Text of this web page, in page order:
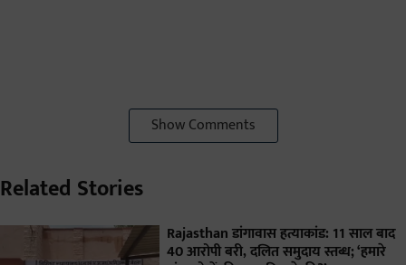
Show Comments
Related Stories
Rajasthan डांगावास हत्याकांड: 11 साल बाद
40 आरोपी बरी, दलित समुदाय स्तब्ध; ‘हमारे